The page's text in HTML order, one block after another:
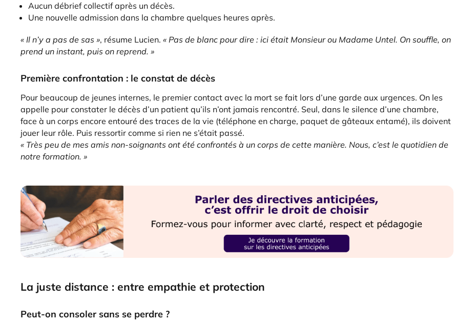
Aucun débrief collectif après un décès.
Une nouvelle admission dans la chambre quelques heures après.
« Il n’y a pas de sas », résume Lucien. « Pas de blanc pour dire : ici était Monsieur ou Madame Untel. On souffle, on
prend un instant, puis on reprend. »
Première confrontation : le constat de décès
Pour beaucoup de jeunes internes, le premier contact avec la mort se fait lors d’une garde aux urgences. On les
appelle pour constater le décès d’un patient qu’ils n’ont jamais rencontré. Seul, dans le silence d’une chambre,
face à un corps encore entouré des traces de la vie (téléphone en charge, paquet de gâteaux entamé), ils doivent
jouer leur rôle. Puis ressortir comme si rien ne s’était passé.
« Très peu de mes amis non-soignants ont été confrontés à un corps de cette manière. Nous, c’est le quotidien de
notre formation. »
La juste distance : entre empathie et protection
Peut-on consoler sans se perdre ?